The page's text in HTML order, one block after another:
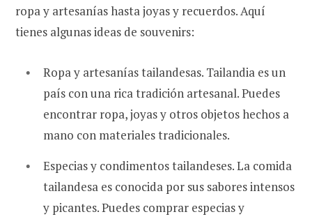
ropa y artesanías hasta joyas y recuerdos. Aquí
tienes algunas ideas de souvenirs:
Ropa y artesanías tailandesas. Tailandia es un
país con una rica tradición artesanal. Puedes
encontrar ropa, joyas y otros objetos hechos a
mano con materiales tradicionales.
Especias y condimentos tailandeses. La comida
tailandesa es conocida por sus sabores intensos
y picantes. Puedes comprar especias y